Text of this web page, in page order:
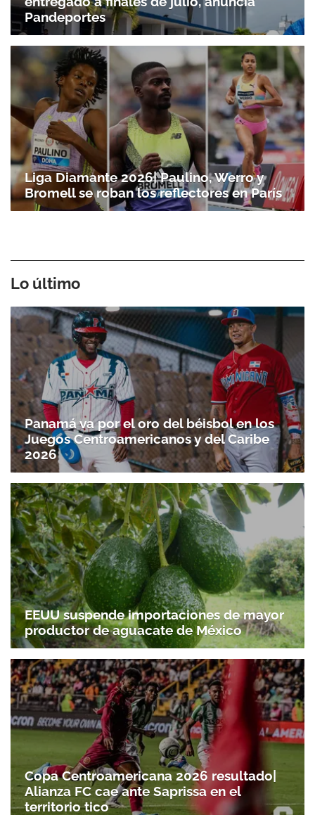
Pandeportes
Liga Diamante 2026| Paulino, Werro y
Bromell se roban los reflectores en París
Lo último
Panamá va por el oro del béisbol en los
Juegos Centroamericanos y del Caribe
2026
EEUU suspende importaciones de mayor
productor de aguacate de México
Copa Centroamericana 2026 resultado|
Alianza FC cae ante Saprissa en el
territorio tico